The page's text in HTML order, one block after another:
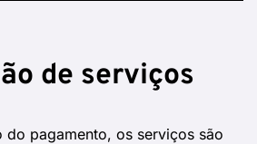
de serviços
do pagamento, os serviços são